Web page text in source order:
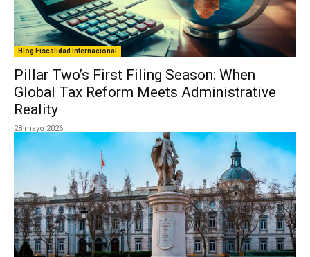
Blog Fiscalidad Internacional
Pillar Two’s First Filing Season: When
Global Tax Reform Meets Administrative
Reality
28 mayo 2026